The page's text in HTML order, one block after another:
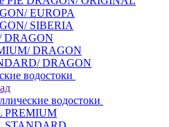
EUROPA
SIBERIA
DRAGON
DRAGON
DRAGON
водостоки
водостоки
PREMIUM